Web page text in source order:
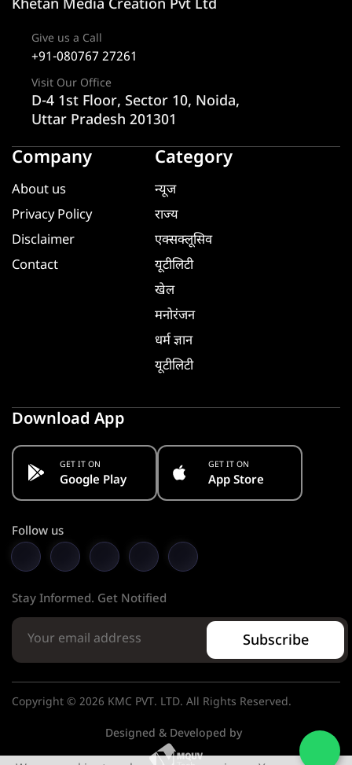
Khetan Media Creation Pvt Ltd
Give us a Call
+91-080767 27261
Visit Our Office
D-4 1st Floor, Sector 10, Noida,
Uttar Pradesh 201301
Company
About us
Privacy Policy
Disclaimer
Contact
Category
न्यूज
राज्य
एक्सक्लूसिव
यूटीलिटी
खेल
मनोरंजन
धर्म ज्ञान
यूटीलिटी
Download App
GET IT ON
Google Play
GET IT ON
App Store
Follow us
Stay Informed. Get Notified
Subscribe
Copyright © 2026 KMC PVT. LTD. All Rights Reserved.
Designed & Developed by